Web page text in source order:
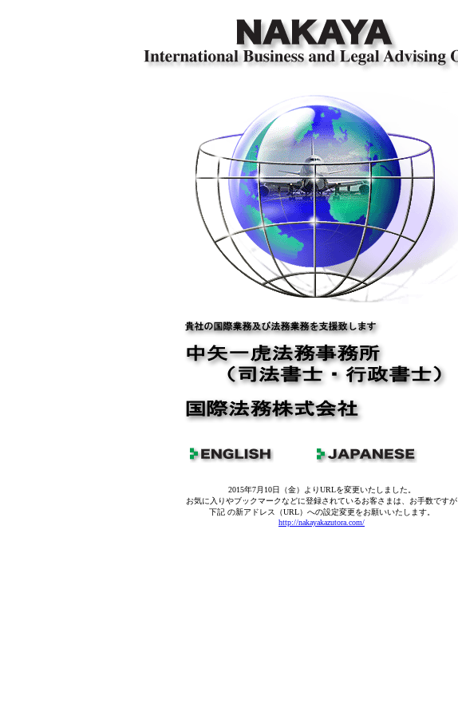
2015年7月10日（金）よりURLを変更いたしました。
お気に入りやブックマークなどに登録されているお客さまは、お手数ですが
下記 の新アドレス（URL）への設定変更をお願いいたします。
http://nakayakazutora.com/